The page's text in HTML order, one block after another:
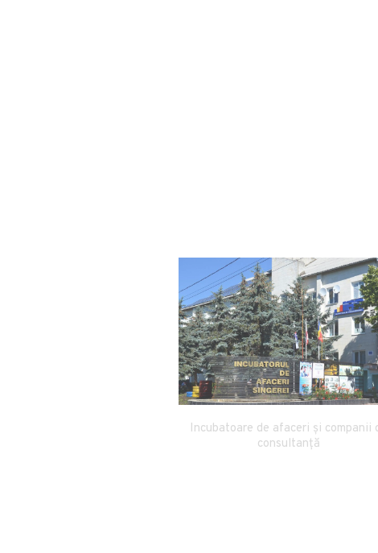
Incubatoare de afaceri și companii
consultanță